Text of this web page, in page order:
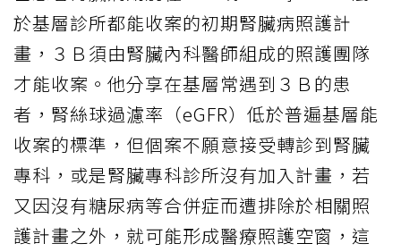
於基層診所都能收案的初期腎臟病照護計
畫，３Ｂ須由腎臟內科醫師組成的照護團隊
才能收案。他分享在基層常遇到３Ｂ的患
者，腎絲球過濾率（eGFR）低於普遍基層能
收案的標準，但個案不願意接受轉診到腎臟
專科，或是腎臟專科診所沒有加入計畫，若
又因沒有糖尿病等合併症而遭排除於相關照
護計畫之外，就可能形成醫療照護空窗，這